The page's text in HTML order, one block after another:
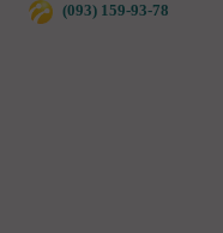
(093) 159-93-78